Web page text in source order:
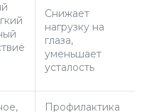
Снижает
нагрузку на
глаза,
уменьшает
усталость
Профилактика